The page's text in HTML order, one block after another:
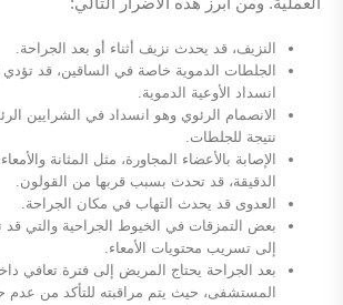
النزيف، قد يحدث نزيف أثناء أو بعد الجراحة.
الجلطات الدموية خاصة في الساقين، قد تؤدي
انسداد الأوعية الدموية.
الانصمام الرئوي وهو انسداد في الشرايين
نتيجة للجلطات.
الإصابة بالأعضاء المجاورة، مثل المثانة والأمعاء
الدقيقة، قد تحدث بسبب قربها من القولون.
العدوى قد يحدث التهاب في مكان الجراحة.
بعض التمزقات في الخيوط الجراحية والتي قد
إلى تسريب محتويات الأمعاء.
بعد الجراحة يحتاج المريض إلى فترة تعافي
المستشفى، حيث يتم مراقبته للتأكد من عدم